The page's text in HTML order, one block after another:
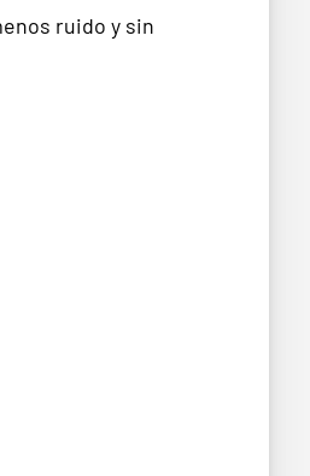
ruido y sin